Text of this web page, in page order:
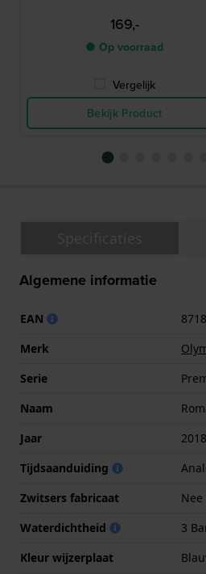
169,-
● Op voorraad
Vergelijk
Bekijk Product
Algemene informatie
EAN
Merk
Serie
Naam
Jaar
Tijdsaanduiding
Zwitsers fabricaat
Nee
Waterdichtheid
3
Kleur wijzerplaat